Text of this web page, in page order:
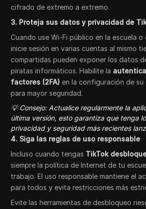
cifrado de extremo a extremo.
3. Proteja sus datos y privacidad de
Cuando use Wi-Fi público en la escuela
inicie sesión en varias cuentas al mismo
compartidas pueden exponer los datos
piratas informáticos. Habilite la
factores (2FA) en la configuración de su
para mayor seguridad.
💡 Consejo: Actualice regularmente la
última versión, esto garantiza que tenga
privacidad y seguridad más recientes
4. Siga las reglas de uso responsable
Incluso cuando tengas TikTok
siempre la política de Internet de tu
trabajo. El uso responsable mantiene el
para todos y evita restricciones más
Evite las herramientas de desbloqueo